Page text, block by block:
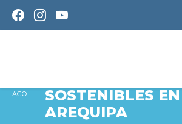
RUEDA DE
SOSTENIBLES EN
AGO
SOSTENIBLES EN
AREQUIPA